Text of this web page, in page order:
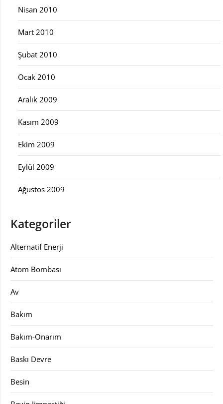
Nisan 2010
Mart 2010
Şubat 2010
Ocak 2010
Aralık 2009
Kasım 2009
Ekim 2009
Eylül 2009
Ağustos 2009
Kategoriler
Alternatif Enerji
Atom Bombası
Av
Bakım
Bakım-Onarım
Baskı Devre
Besin